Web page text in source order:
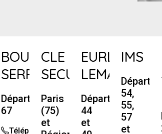
BOURSE
SERRURERIE
Département
67
Téléphone
CLE
SECURITE
Paris
(75)
et
EURL
LEMASSON
Départements
44
et
IMS
54,
55,
57
et